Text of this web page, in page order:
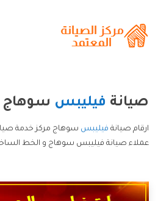
صيانة فيليبس سوهاج
ارقام صيانة فيليبس سوهاج مركز خدمة
عملاء صيانة فيليبس سوهاج و الخط